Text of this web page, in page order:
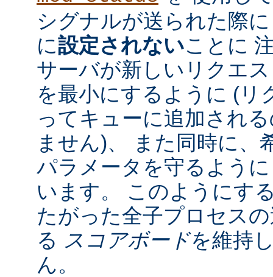
シグナルが送られた際
に設定されないことに
サーバが新しいリクエ
を最小にするように (リ
ってキューに追加され
ません)、 また同時に、
パラメータを守るよう
います。 このようにす
たがった全子プロセス
る スコアボードを維持
ん。